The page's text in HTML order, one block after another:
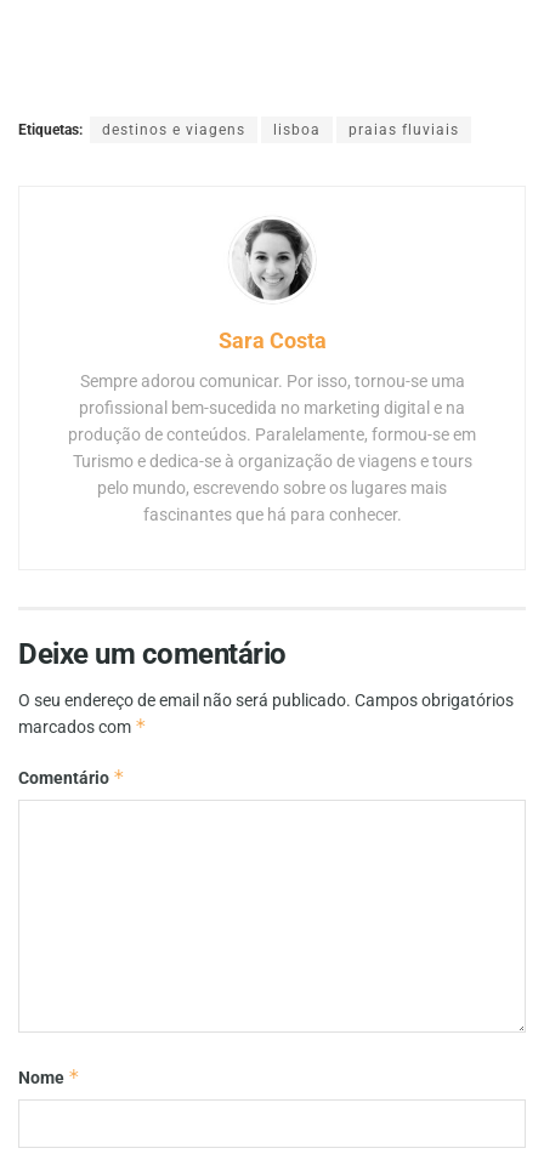
Etiquetas: destinos e viagens lisboa praias fluviais
Sara Costa
Sempre adorou comunicar. Por isso, tornou-se uma
profissional bem-sucedida no marketing digital e na
produção de conteúdos. Paralelamente, formou-se em
Turismo e dedica-se à organização de viagens e tours
pelo mundo, escrevendo sobre os lugares mais
fascinantes que há para conhecer.
Deixe um comentário
O seu endereço de email não será publicado. Campos obrigatórios
marcados com *
Comentário *
Nome *